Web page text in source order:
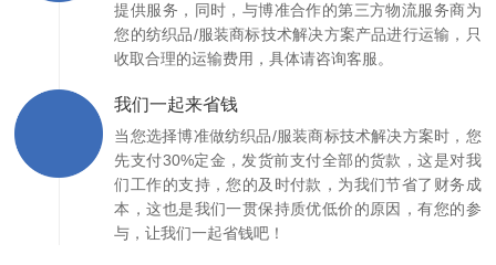
提供服务，同时，与博准合作的第三方物流服务商为
您的纺织品/服装商标技术解决方案产品进行运输，只
收取合理的运输费用，具体请咨询客服。
我们一起来省钱
当您选择博准做纺织品/服装商标技术解决方案时，您
先支付30%定金，发货前支付全部的货款，这是对我
们工作的支持，您的及时付款，为我们节省了财务成
本，这也是我们一贯保持质优低价的原因，有您的参
与，让我们一起省钱吧！